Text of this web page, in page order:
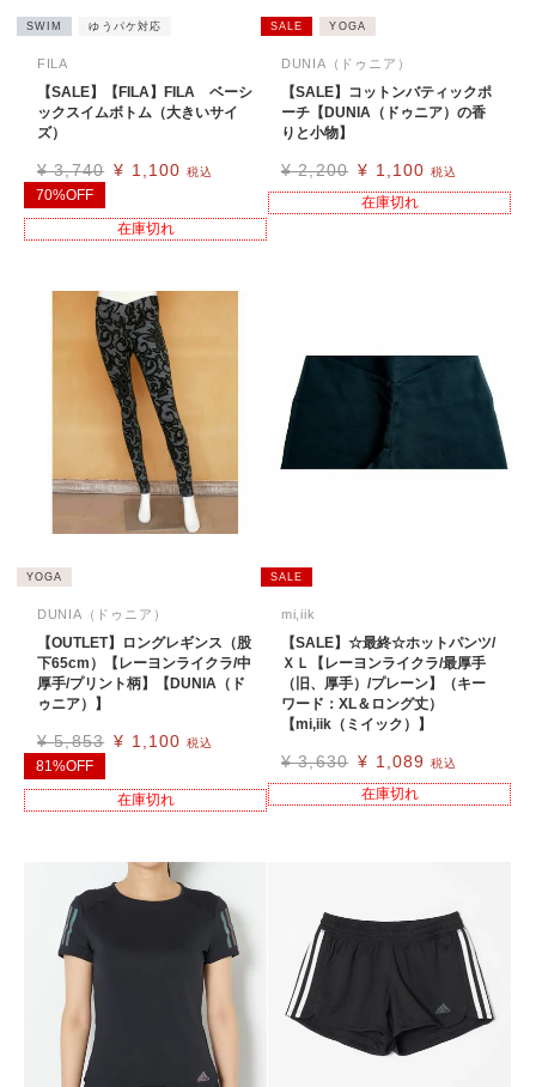
SWIM ゆうパケ対応
FILA
【SALE】【FILA】FILA ベーシ
ックスイムボトム（大きいサイ
ズ）
¥ 3,740 ¥ 1,100 税込
70%OFF
在庫切れ
SALE YOGA
DUNIA（ドゥニア）
【SALE】コットンバティックポ
ーチ【DUNIA（ドゥニア）の香
りと小物】
¥ 2,200 ¥ 1,100 税込
在庫切れ
YOGA
DUNIA（ドゥニア）
【OUTLET】ロングレギンス（股
下65cm）【レーヨンライクラ/中
厚手/プリント柄】【DUNIA（ド
ゥニア）】
¥ 5,853 ¥ 1,100 税込
81%OFF
在庫切れ
SALE
mi,iik
【SALE】☆最終☆ホットパンツ/
ＸＬ【レーヨンライクラ/最厚手
（旧、厚手）/プレーン】（キー
ワード：XL＆ロング丈）
【mi,iik（ミイック）】
¥ 3,630 ¥ 1,089 税込
在庫切れ